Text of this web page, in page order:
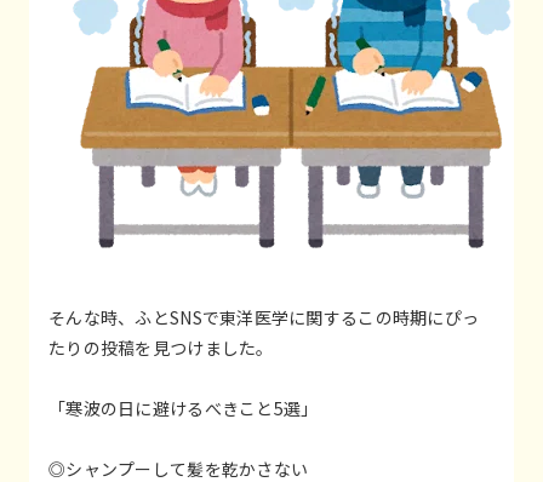
そんな時、ふとSNSで東洋医学に関するこの時期にぴっ
たりの投稿を見つけました。
「寒波の日に避けるべきこと5選」
◎シャンプーして髪を乾かさない